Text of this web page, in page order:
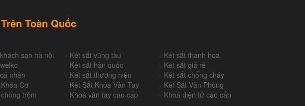
Toàn Quốc
sạn hà nội Két sắt vũng tàu
Két sắt thanh hoá
Két sắt hàn quốc
Két sắt giá rẻ
nhân Két sắt thương hiệu
Két sắt chống cháy
Cơ Két Sắt Khóa Vân Tay
Két Sắt Văn Phòng
trộm Khoá vân tay cao cấp Khoá điện tử cao cấp